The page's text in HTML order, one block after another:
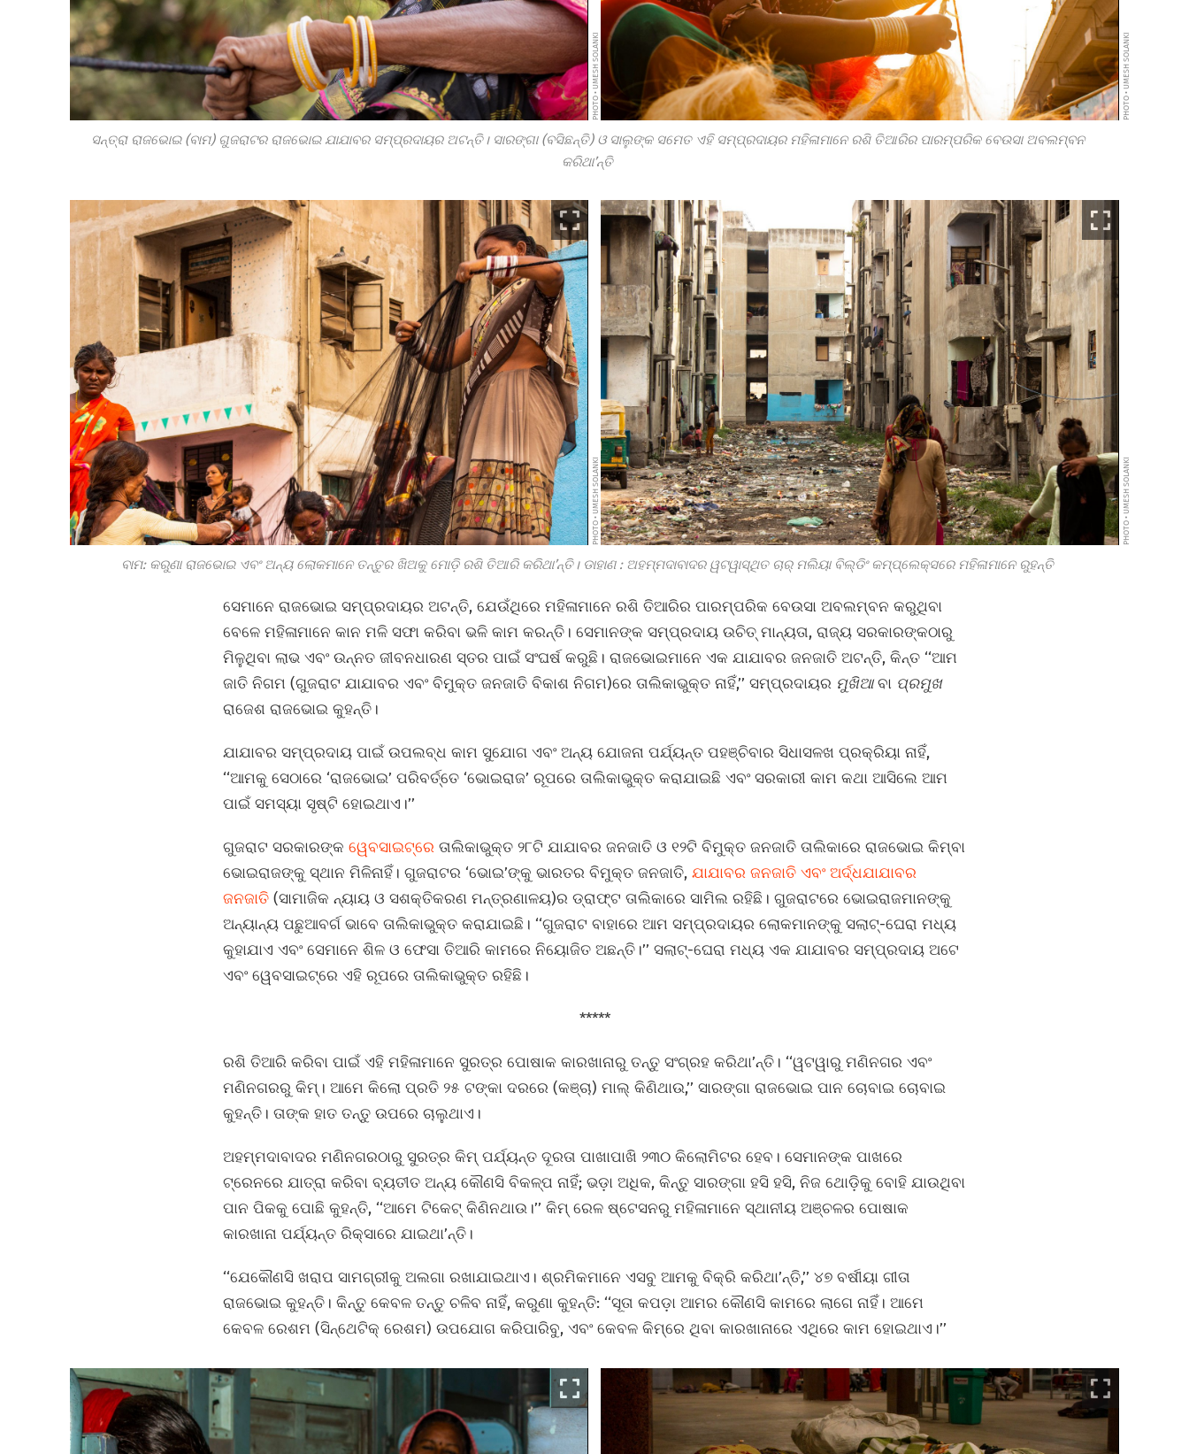
PHOTO • UMESH SOLANKI PHOTO • UMESH SOLANKI
ସନ୍ତ୍ରା ରାଜଭୋଇ (ବାମ) ଗୁଜରାଟର ରାଜଭୋଇ ଯାଯାବର ସମ୍ପ୍ରଦାୟର ଅଟନ୍ତି। ସାରଙ୍ଗା (ବସିଛନ୍ତି) ଓ ସାଲୁଙ୍କ ସମେତ ଏହି ସମ୍ପ୍ରଦାୟର ମହିଳାମାନେ ରଶି ତିଆରିର ପାରମ୍ପରିକ ବେଉସା ଅବଲମ୍ବନ
କରିଥା’ନ୍ତି
PHOTO • UMESH SOLANKI PHOTO • UMESH SOLANKI
ବାମ: କରୁଣା ରାଜଭୋଇ ଏବଂ ଅନ୍ୟ ଲୋକମାନେ ତନ୍ତୁର ଖିଅକୁ ମୋଡ଼ି ରଶି ତିଆରି କରିଥା’ନ୍ତି। ଡାହାଣ : ଅହମ୍ମଦାବାଦର ୱଟୱାସ୍ଥିତ ଚାର୍‌ ମଲିୟା ବିଲ୍ଡିଂ କମ୍ପ୍ଲେକ୍ସରେ ମହିଳାମାନେ ରୁହନ୍ତି
ସେମାନେ ରାଜଭୋଇ ସମ୍ପ୍ରଦାୟର ଅଟନ୍ତି, ଯେଉଁଥିରେ ମହିଳାମାନେ ରଶି ତିଆରିର ପାରମ୍ପରିକ ବେଉସା ଅବଲମ୍ବନ କରୁଥିବା
ବେଳେ ମହିଳାମାନେ କାନ ମଳି ସଫା କରିବା ଭଳି କାମ କରନ୍ତି। ସେମାନଙ୍କ ସମ୍ପ୍ରଦାୟ ଉଚିତ୍‌ ମାନ୍ୟତା, ରାଜ୍ୟ ସରକାରଙ୍କଠାରୁ
ମିଳୁଥିବା ଲାଭ ଏବଂ ଉନ୍ନତ ଜୀବନଧାରଣ ସ୍ତର ପାଇଁ ସଂଘର୍ଷ କରୁଛି। ରାଜଭୋଇମାନେ ଏକ ଯାଯାବର ଜନଜାତି ଅଟନ୍ତି, କିନ୍ତ ‘‘ଆମ
ଜାତି ନିଗମ (ଗୁଜରାଟ ଯାଯାବର ଏବଂ ବିମୁକ୍ତ ଜନଜାତି ବିକାଶ ନିଗମ)ରେ ତାଲିକାଭୁକ୍ତ ନାହିଁ,’’ ସମ୍ପ୍ରଦାୟର ମୁଖିଆବା ପ୍ରମୁଖ
ରାଜେଶ ରାଜଭୋଇ କୁହନ୍ତି।
ଯାଯାବର ସମ୍ପ୍ରଦାୟ ପାଇଁ ଉପଲବ୍ଧ କାମ ସୁଯୋଗ ଏବଂ ଅନ୍ୟ ଯୋଜନା ପର୍ଯ୍ୟନ୍ତ ପହଞ୍ଚିବାର ସିଧାସଳଖ ପ୍ରକ୍ରିୟା ନାହିଁ,
‘‘ଆମକୁ ସେଠାରେ ‘ରାଜଭୋଇ’ ପରିବର୍ତ୍ତେ ‘ଭୋଇରାଜ’ ରୂପରେ ତାଲିକାଭୁକ୍ତ କରାଯାଇଛି ଏବଂ ସରକାରୀ କାମ କଥା ଆସିଲେ ଆମ
ପାଇଁ ସମସ୍ୟା ସୃଷ୍ଟି ହୋଇଥାଏ।’’
ଗୁଜରାଟ ସରକାରଙ୍କ ୱେବସାଇଟ୍‌ରେ ତାଲିକାଭୁକ୍ତ ୨୮ଟି ଯାଯାବର ଜନଜାତି ଓ ୧୨ଟି ବିମୁକ୍ତ ଜନଜାତି ତାଲିକାରେ ରାଜଭୋଇ କିମ୍ବା
ଭୋଇରାଜଙ୍କୁ ସ୍ଥାନ ମିଳିନାହିଁ। ଗୁଜରାଟର ‘ଭୋଇ’ଙ୍କୁ ଭାରତର ବିମୁକ୍ତ ଜନଜାତି, ଯାଯାବର ଜନଜାତି ଏବଂ ଅର୍ଦ୍ଧଯାଯାବର
ଜନଜାତି (ସାମାଜିକ ନ୍ୟାୟ ଓ ସଶକ୍ତିକରଣ ମନ୍ତ୍ରଣାଳୟ)ର ଡ୍ରାଫ୍ଟ ତାଲିକାରେ ସାମିଲ ରହିଛି। ଗୁଜରାଟରେ ଭୋଇରାଜମାନଙ୍କୁ
ଅନ୍ୟାନ୍ୟ ପଛୁଆବର୍ଗ ଭାବେ ତାଲିକାଭୁକ୍ତ କରାଯାଇଛି। ‘‘ଗୁଜରାଟ ବାହାରେ ଆମ ସମ୍ପ୍ରଦାୟର ଲୋକମାନଙ୍କୁ ସଲାଟ୍‌-ଘେରା ମଧ୍ୟ
କୁହାଯାଏ ଏବଂ ସେମାନେ ଶିଳ ଓ ଫେସା ତିଆରି କାମରେ ନିୟୋଜିତ ଅଛନ୍ତି।’’ ସଲାଟ୍‌-ଘେରା ମଧ୍ୟ ଏକ ଯାଯାବର ସମ୍ପ୍ରଦାୟ ଅଟେ
ଏବଂ ୱେବସାଇଟ୍‌ରେ ଏହି ରୂପରେ ତାଲିକାଭୁକ୍ତ ରହିଛି।
*****
ରଶି ତିଆରି କରିବା ପାଇଁ ଏହି ମହିଳାମାନେ ସୁରତ୍‌ର ପୋଷାକ କାରଖାନାରୁ ତନ୍ତୁ ସଂଗ୍ରହ କରିଥା’ନ୍ତି। ‘‘ୱଟୱାରୁ ମଣିନଗର ଏବଂ
ମଣିନଗରରୁ କିମ୍। ଆମେ କିଲୋ ପ୍ରତି ୨୫ ଟଙ୍କା ଦରରେ (କଞ୍ଚା) ମାଲ୍‌ କିଣିଥାଉ,’’ ସାରଙ୍ଗା ରାଜଭୋଇ ପାନ ଚୋବାଇ ଚୋବାଇ
କୁହନ୍ତି। ତାଙ୍କ ହାତ ତନ୍ତୁ ଉପରେ ଚାଲୁଥାଏ।
ଅହମ୍ମଦାବାଦର ମଣିନଗରଠାରୁ ସୁରତ୍‌ର କିମ୍‌ ପର୍ଯ୍ୟନ୍ତ ଦୂରତା ପାଖାପାଖି ୨୩୦ କିଲୋମିଟର ହେବ। ସେମାନଙ୍କ ପାଖରେ
ଟ୍ରେନରେ ଯାତ୍ରା କରିବା ବ୍ୟତୀତ ଅନ୍ୟ କୌଣସି ବିକଳ୍ପ ନାହିଁ; ଭଡ଼ା ଅଧିକ, କିନ୍ତୁ ସାରଙ୍ଗା ହସି ହସି, ନିଜ ଥୋଡ଼ିକୁ ବୋହି ଯାଉଥିବା
ପାନ ପିକକୁ ପୋଛି କୁହନ୍ତି, ‘‘ଆମେ ଟିକେଟ୍‌ କିଣିନଥାଉ।’’ କିମ୍‌ ରେଳ ଷ୍ଟେସନରୁ ମହିଳାମାନେ ସ୍ଥାନୀୟ ଅଞ୍ଚଳର ପୋଷାକ
କାରଖାନା ପର୍ଯ୍ୟନ୍ତ ରିକ୍ସାରେ ଯାଇଥା’ନ୍ତି।
‘‘ଯେକୌଣସି ଖରାପ ସାମଗ୍ରୀକୁ ଅଲଗା ରଖାଯାଇଥାଏ। ଶ୍ରମିକମାନେ ଏସବୁ ଆମକୁ ବିକ୍ରି କରିଥା’ନ୍ତି,’’ ୪୭ ବର୍ଷୀୟା ଗୀତା
ରାଜଭୋଇ କୁହନ୍ତି। କିନ୍ତୁ କେବଳ ତନ୍ତୁ ଚଳିବ ନାହିଁ, କରୁଣା କୁହନ୍ତି: ‘‘ସୂତା କପଡ଼ା ଆମର କୌଣସି କାମରେ ଲାଗେ ନାହିଁ। ଆମେ
କେବଳ ରେଶମ (ସିନ୍ଥେଟିକ୍‌ ରେଶମ) ଉପଯୋଗ କରିପାରିବୁ, ଏବଂ କେବଳ କିମ୍‌ରେ ଥିବା କାରଖାନାରେ ଏଥିରେ କାମ ହୋଇଥାଏ।’’